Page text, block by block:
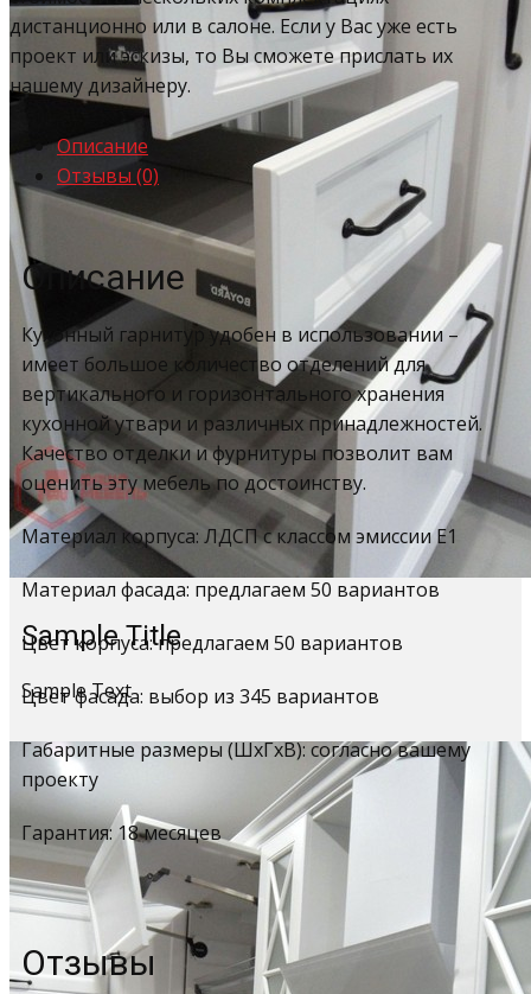
Sample Title
Sample Text
дистанционно или в салоне. Если у Вас уже есть
проект или эскизы, то Вы сможете прислать их
нашему дизайнеру.
Описание
Отзывы (0)
Описание
Кухонный гарнитур удобен в использовании –
имеет большое количество отделений для
вертикального и горизонтального хранения
кухонной утвари и различных принадлежностей.
Качество отделки и фурнитуры позволит вам
оценить эту мебель по достоинству.
Материал корпуса: ЛДСП с классом эмиссии Е1
Материал фасада: предлагаем 50 вариантов
Цвет корпуса: предлагаем 50 вариантов
Цвет фасада: выбор из 345 вариантов
Габаритные размеры (ШхГхВ): согласно вашему
проекту
Гарантия: 18 месяцев
Отзывы